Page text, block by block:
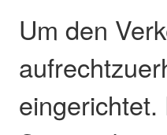
Um den